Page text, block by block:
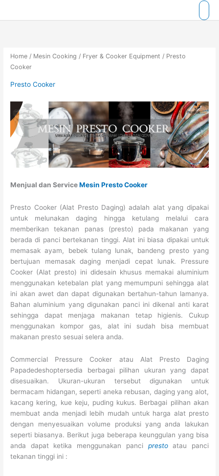
Home / Mesin Cooking / Fryer & Cooker Equipment / Presto
Cooker
Presto Cooker
Menjual dan ServiceMesin Presto Cooker
Presto Cooker (Alat Presto Daging) adalah alat yang dipakai
untuk melunakan daging hingga ketulang melalui cara
memberikan tekanan panas (presto) pada makanan yang
berada di panci bertekanan tinggi. Alat ini biasa dipakai untuk
memasak ayam, bebek tulang lunak, bandeng presto yang
bertujuan memasak daging menjadi cepat lunak. Pressure
Cooker (Alat presto) ini didesain khusus memakai aluminium
menggunakan ketebalan plat yang memumpuni sehingga alat
ini akan awet dan dapat digunakan bertahun-tahun lamanya.
Bahan aluminium yang digunakan panci ini dikenal anti karat
sehingga dapat menjaga makanan tetap higienis. Cukup
menggunakan kompor gas, alat ini sudah bisa membuat
makanan presto sesuai selera anda.
Commercial Pressure Cooker atau Alat Presto Daging
Papadedeshoptersedia berbagai pilihan ukuran yang dapat
disesuaikan. Ukuran-ukuran tersebut digunakan untuk
bermacam hidangan, seperti aneka rebusan, daging yang alot,
kacang kering, kue keju, puding kukus. Berbagai pilihan akan
membuat anda menjadi lebih mudah untuk harga alat presto
dengan menyesuaikan volume produksi yang anda lakukan
seperti biasanya. Berikut juga beberapa keunggulan yang bisa
anda dapat ketika menggunakan panci prestoatau panci
tekanan tinggi ini :